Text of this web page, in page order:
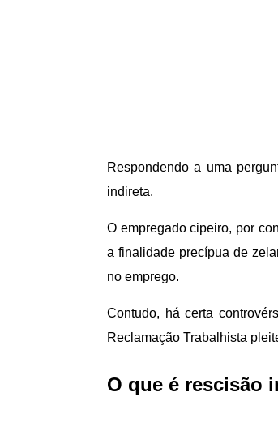
Respondendo a uma
indireta.
O empregado cipeiro, por
a finalidade precípua de
no emprego.
Contudo, há certa
Reclamação Trabalhista
O que é rescisão